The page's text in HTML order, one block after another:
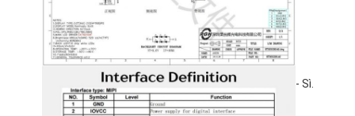
- Sì.